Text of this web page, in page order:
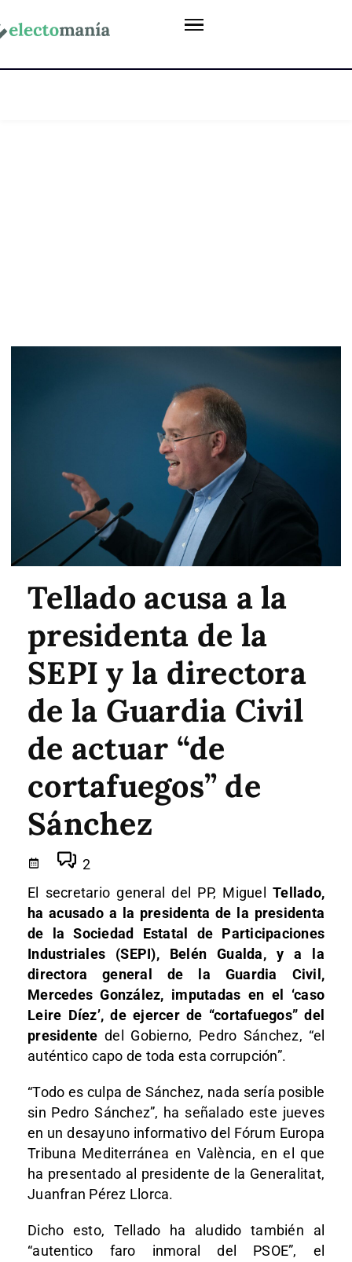
Tellado acusa a la
presidenta de la
SEPI y la directora
de la Guardia Civil
de actuar “de
cortafuegos” de
Sánchez
2
El secretario general del PP, Miguel Tellado,
ha acusado a la presidenta de la presidenta
de la Sociedad Estatal de Participaciones
Industriales (SEPI), Belén Gualda, y a la
directora general de la Guardia Civil,
Mercedes González, imputadas en el ‘caso
Leire Díez’, de ejercer de “cortafuegos” del
presidente del Gobierno, Pedro Sánchez, “el
auténtico capo de toda esta corrupción”.
“Todo es culpa de Sánchez, nada sería posible
sin Pedro Sánchez”, ha señalado este jueves
en un desayuno informativo del Fórum Europa
Tribuna Mediterránea en València, en el que
ha presentado al presidente de la Generalitat,
Juanfran Pérez Llorca.
Dicho esto, Tellado ha aludido también al
“autentico faro inmoral del PSOE”, el